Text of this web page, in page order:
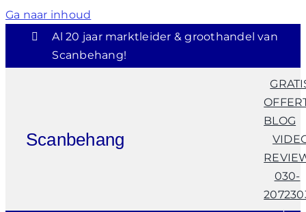
Ga naar inhoud
Al 20 jaar marktleider & groothandel van
Scanbehang!
Scanbehang
BLOG
030-